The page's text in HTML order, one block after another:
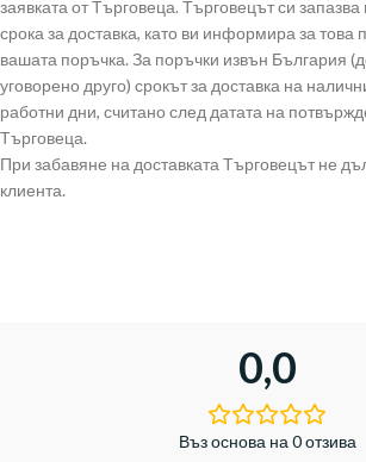
заявката от Търговеца. Търговецът си
срока за доставка, като ви информира за това
вашата поръчка. За поръчки извън България
уговорено друго) срокът за доставка на
работни дни, считано след датата на
Търговеца.
При забавяне на доставката Търговецът не
клиента.
0,0
Въз основа на 0 отзива